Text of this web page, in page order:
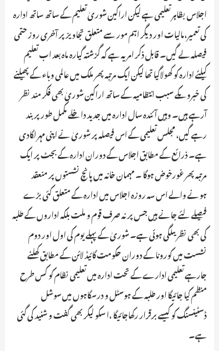
اجلاس بظاہر تعلیمی ہے لیکن اراکین شوریٰ تعلیم کے ساتھ ساتھ ادارہ
کی تعمیر،مالیات اور دیگر اہم مور سے متعلق تجاویز پر آخری روز حتمی
فیصلہ لے گیں۔ قابل ذکر امر یہ ہے کہ گزشتہ گیارہ ماہ بعد اب تعلیم
کیلئے ادارہ کو کھولاگیا تھا لیکن ایک مرتبہ پھر ملک میں عالمی وباء کے پھیلنے
کی خبروںکے سبب انتظامیہ کے ساتھ اراکین شوریٰ بھی فکر مند نظر
آرہے ہیں۔ وہیں آئندہ سال ادارہ میں جدید داخلے مکمل طورپر بند
رہے گیں، مجلس تعلیمی کے اس فیصلہ پر شوریٰ نے اپنی مہر لگادی
ہے۔ ذرائع کے مطابق اجلاس کے دوران ادارہ کے بجٹ پر ایک
مرتبہ پھر غورخوض ہوگا ۔ مہمان خانہ میں پانچ نشستوں پر منعقد
ہونے والے اس سہ روزہ اجلاس میں ادارہ کے متعلق کئی بڑے
فیصلے لئے جانے ہیں جس پر نہ صرف قوم و ملت بلکہ اداروں کے طلبہ
کی بھی نظر یںلگی ہوئی ہے۔ شوریٰ کے پہلے یوم کی اول اور دوم
نشست میں کورونا کے دوران حکومت گائیڈ لائن کے مطابق کھلنے
جارہے تعلیمی ادارے کے تحت ادارہ میں تعلیمی نظام کو کس طرح
منظم کیا جائیگا اور طلبہ کے ہوسٹل و درسگاہوں میں سوشل
ڈسٹینسنگ کو کیسے برقرار رکھاجائیگا ،ا سکو لیکر بھی گفت و شنید کی گئی
ہے۔